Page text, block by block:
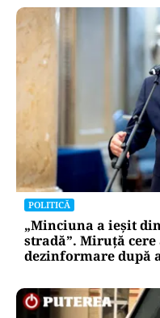
POLITICĂ
„Minciuna a ieșit
stradă”. Miruță
dezinformare după